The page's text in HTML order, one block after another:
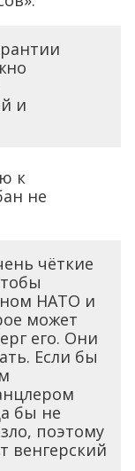
и
к
не
чёткие
НАТО и
может
его. Они
Если бы
бы не
поэтому
венгерский